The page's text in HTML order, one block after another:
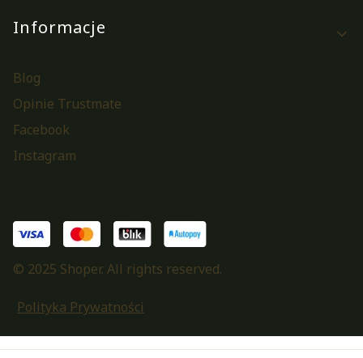
Informacje
Blog
Opinie Trustmate
Facebook
Instagram
© 2025 Shoper. All rights reserved.
Polityka Prywatności